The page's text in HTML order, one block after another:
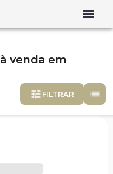
à venda em
FILTRAR